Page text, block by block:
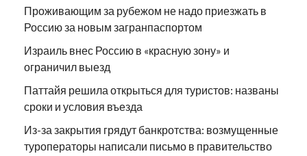
Проживающим за рубежом не надо приезжать в
Россию за новым загранпаспортом
Израиль внес Россию в «красную зону» и
ограничил выезд
Паттайя решила открыться для туристов: названы
сроки и условия въезда
Из-за закрытия грядут банкротства: возмущенные
туроператоры написали письмо в правительство